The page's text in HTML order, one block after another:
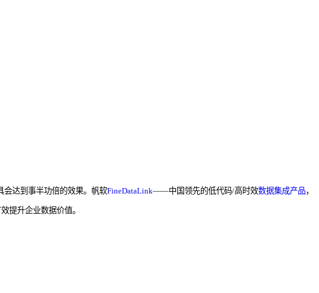
会达到事半功倍的效果。帆软FineDataLink——中国领先的低代码/高时效数据集成产品，
提升企业数据价值。